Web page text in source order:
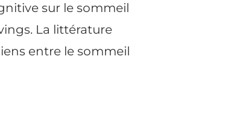
sur le sommeil
La littérature
entre le sommeil